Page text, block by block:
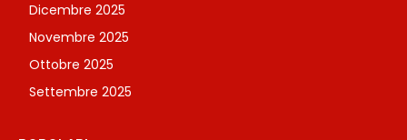
Dicembre 2025
Novembre 2025
Ottobre 2025
Settembre 2025